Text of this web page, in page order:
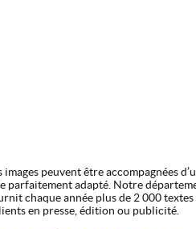
images peuvent être accompagnées
parfaitement adapté. Notre
chaque année plus de 2 000 textes
en presse, édition ou publicité.